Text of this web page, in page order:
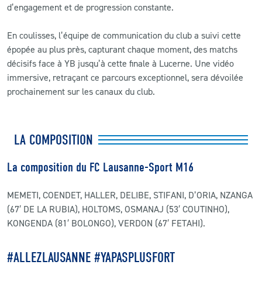
d’engagement et de progression constante.
En coulisses, l’équipe de communication du club a suivi cette
épopée au plus près, capturant chaque moment, des matchs
décisifs face à YB jusqu’à cette finale à Lucerne. Une vidéo
immersive, retraçant ce parcours exceptionnel, sera dévoilée
prochainement sur les canaux du club.
LA COMPOSITION
La composition du FC Lausanne-Sport M16
MEMETI, COENDET, HALLER, DELIBE, STIFANI, D’ORIA, NZANGA
(67′ DE LA RUBIA), HOLTOMS, OSMANAJ (53′ COUTINHO),
KONGENDA (81′ BOLONGO), VERDON (67′ FETAHI).
#ALLEZLAUSANNE #YAPASPLUSFORT